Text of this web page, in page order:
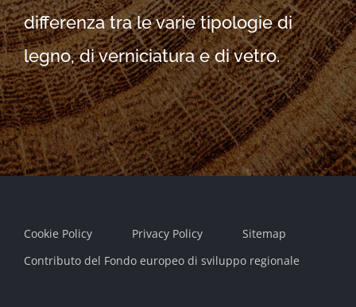
differenza tra le varie tipologie di
legno, di verniciatura e di vetro.
Cookie Policy Privacy Policy
Sitemap
Contributo del Fondo europeo di sviluppo regionale